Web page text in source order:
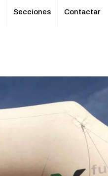
Secciones Contactar